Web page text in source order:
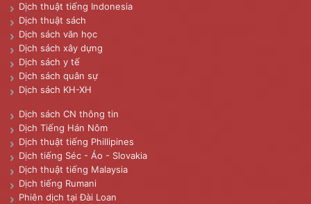
Dịch thuật tiếng Indonesia
Dịch thuật sách
Dịch sách văn học
Dịch sách xây dựng
Dịch sách y tế
Dịch sách quân sự
Dịch sách KH-XH
Dịch sách CN thông tin
Dịch Tiếng Hán Nôm
Dịch thuật tiếng Phillipines
Dịch tiếng Séc - Áo - Slovakia
Dịch thuật tiếng Malaysia
Dịch tiếng Rumani
Phiên dịch tại Đài Loan